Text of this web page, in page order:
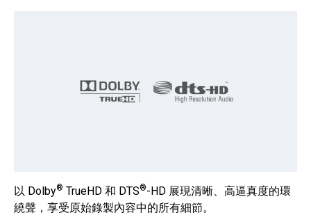
以 Dolby® TrueHD 和 DTS®-HD 展現清晰、高逼真度的環
繞聲，享受原始錄製內容中的所有細節。